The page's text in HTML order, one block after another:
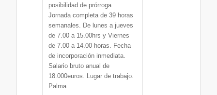
posibilidad de prórroga.
Jornada completa de 39 horas
semanales. De lunes a jueves
de 7.00 a 15.00hrs y Viernes
de 7.00 a 14.00 horas. Fecha
de incorporación inmediata.
Salario bruto anual de
18.000euros. Lugar de trabajo:
Palma